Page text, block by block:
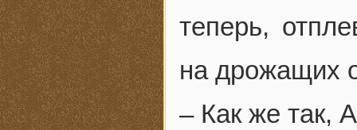
теперь,
на дрожащих
– Как же так,